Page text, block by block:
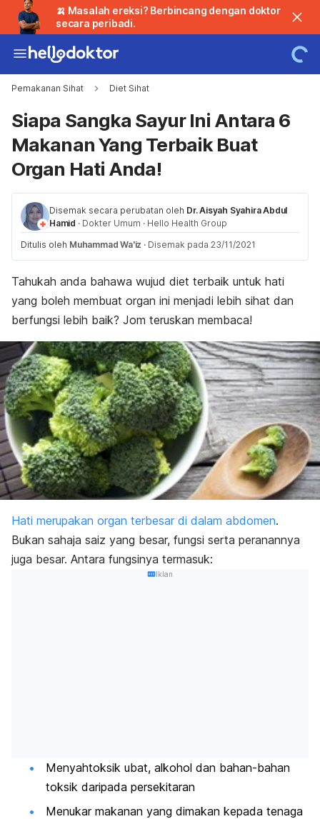
🍌 Masalah ereksi? Berbincang dengan doktor
secara peribadi.
Pemakanan Sihat Diet Sihat
Siapa Sangka Sayur Ini Antara 6
Makanan Yang Terbaik Buat
Organ Hati Anda!
Disemak secara perubatan oleh Dr. Aisyah Syahira Abdul
Hamid · Dokter Umum · Hello Health Group
Ditulis oleh Muhammad Wa'iz · Disemak pada 23/11/2021
Tahukah anda bahawa wujud diet terbaik untuk hati
yang boleh membuat organ ini menjadi lebih sihat dan
berfungsi lebih baik? Jom teruskan membaca!
Hati merupakan organ terbesar di dalam abdomen.
Bukan sahaja saiz yang besar, fungsi serta peranannya
juga besar. Antara fungsinya termasuk:
Iklan
Menyahtoksik ubat, alkohol dan bahan-bahan
toksik daripada persekitaran
Menukar makanan yang dimakan kepada tenaga